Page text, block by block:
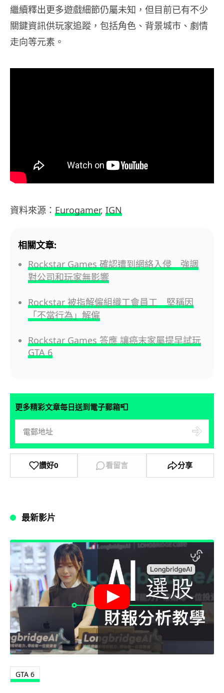
繼續釋出更多遊戲細節仍屬未知，但目前已有不少
關鍵資訊供玩家追蹤，包括角色、背景城市、劇情
走向等元素。
資料來源： Eurogamer, IGN
相關文章:
Rockstar Games 確認遭到網絡入侵 強調
對公司和玩家無影響
Rockstar 被指解僱組織工會員工 堅稱因
「不當行為」解僱
Rockstar Games 答應 讓癌末家屬提早試玩
GTA 6
更多精彩文章每日送到電子郵箱📮
讚好0 看留言 分享
最新影片
GTA 6